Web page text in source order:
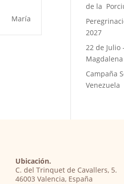
María
de la
2027
22 de Julio
Magdalena
Campaña
Venezuela
Ubicación.
C. del Trinquet de Cavallers, 5.
46003 Valencia, España